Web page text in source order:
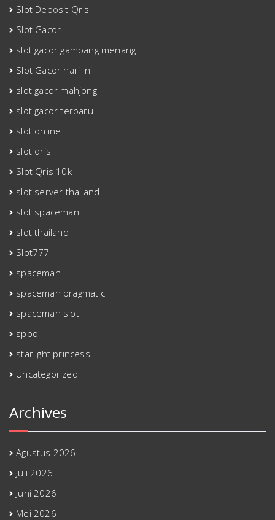
Slot Deposit Qris
Slot Gacor
slot gacor gampang menang
Slot Gacor hari Ini
slot gacor mahjong
slot gacor terbaru
slot online
slot qris
Slot Qris 10k
slot server thailand
slot spaceman
slot thailand
Slot777
spaceman
spaceman pragmatic
spaceman slot
spbo
starlight princess
Uncategorized
Archives
Agustus 2026
Juli 2026
Juni 2026
Mei 2026